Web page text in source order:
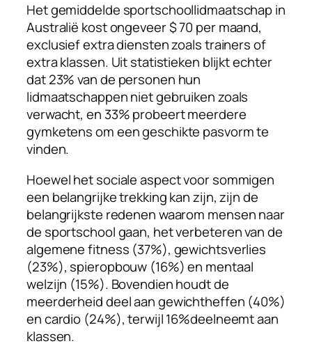
Het gemiddelde sportschoollidmaatschap in
Australië kost ongeveer $ 70 per maand,
exclusief extra diensten zoals trainers of
extra klassen. Uit statistieken blijkt echter
dat 23% van de personen hun
lidmaatschappen niet gebruiken zoals
verwacht, en 33% probeert meerdere
gymketens om een ​​geschikte pasvorm te
vinden.
Hoewel het sociale aspect voor sommigen
een belangrijke trekking kan zijn, zijn de
belangrijkste redenen waarom mensen naar
de sportschool gaan, het verbeteren van de
algemene fitness (37%), gewichtsverlies
(23%), spieropbouw (16%) en mentaal
welzijn (15%). Bovendien houdt de
meerderheid deel aan gewichtheffen (40%)
en cardio (24%), terwijl 16%deelneemt aan
klassen.